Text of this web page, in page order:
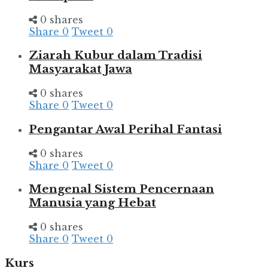
0 shares
Share 0 Tweet 0
Ziarah Kubur dalam Tradisi
Masyarakat Jawa
0 shares
Share 0 Tweet 0
Pengantar Awal Perihal Fantasi
0 shares
Share 0 Tweet 0
Mengenal Sistem Pencernaan
Manusia yang Hebat
0 shares
Share 0 Tweet 0
Kurs